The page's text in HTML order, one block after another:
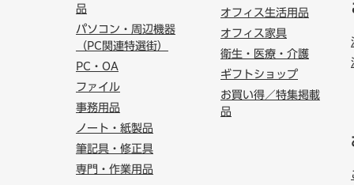
品
パソコン・周辺機器
（PC関連特選街）
PC・OA
ファイル
事務用品
ノート・紙製品
筆記具・修正具
専門・作業用品
オフィス生活用品
オフィス家具
衛生・医療・介護
ギフトショップ
お買い得／特集掲載
品